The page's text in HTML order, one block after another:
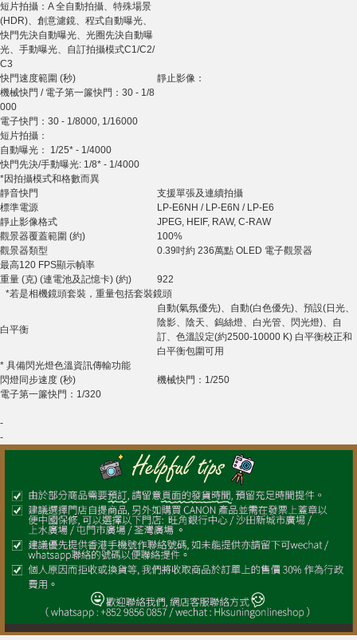
短片拍攝：A 全自動拍攝、特殊場景
(HDR)、創意濾鏡、程式自動曝光、
快門先決自動曝光、光圈先決自動曝
光、手動曝光、自訂拍攝模式C1/C2/
C3
快門速度範圍 (秒)
靜止影像：
機械快門 / 電子第一簾快門：30 - 1/8
000
電子快門：30 - 1/8000, 1/16000
短片拍攝：
自動曝光： 1/25* - 1/4000
快門先決/手動曝光: 1/8* - 1/4000
*因拍攝模式和格數而異
靜音快門
支援單張及連續拍攝
標準電源
LP-E6NH / LP-E6N / LP-E6
靜止影像格式
JPEG, HEIF, RAW, C-RAW
觀景器覆蓋範圍 (約)
100%
觀景器類型
0.39吋約 236萬點 OLED 電子觀景器
最高120 FPS顯示幀率
重量 (克) (連電池及記憶卡) (約)
922
*若是相機鏡頭套裝，重量包括套裝鏡頭
白平衡
自動(氣氛優先)、自動(白色優先)、預設(日光、
陰影、陰天、鎢絲燈、白光管、閃光燈)、自
訂、色溫設定(約2500-10000 K) 白平衡校正和
白平衡包圍可用
* 具備閃光燈色溫資訊傳輸功能
閃燈同步速度 (秒)
機械快門：1/250
電子第一簾快門：1/320
-
-